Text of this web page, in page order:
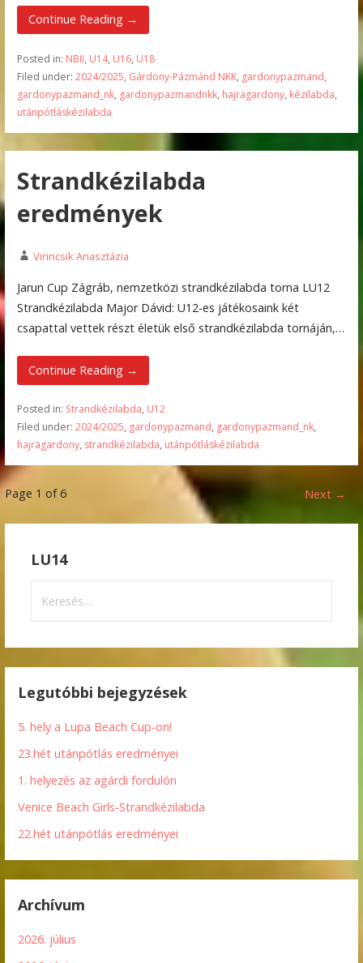
Continue Reading →
Posted in: NBII, U14, U16, U18
Filed under: 2024/2025, Gárdony-Pázmánd NKK, gardonypazmand,
gardonypazmand_nk, gardonypazmandnkk, hajragardony, kézilabda,
utánpótláskézilabda
Strandkézilabda
eredmények
Virincsik Anasztázia
Jarun Cup Zágráb, nemzetközi strandkézilabda torna LU12
Strandkézilabda Major Dávid: U12-es játékosaink két
csapattal vettek részt életük első strandkézilabda tornáján,…
Continue Reading →
Posted in: Strandkézilabda, U12
Filed under: 2024/2025, gardonypazmand, gardonypazmand_nk,
hajragardony, strandkézilabda, utánpótláskézilabda
Bejegyzés
navigation
Page 1 of 6 Next →
LU14
Legutóbbi bejegyzések
5. hely a Lupa Beach Cup-on!
23.hét utánpótlás eredményei
1. helyezés az agárdi fordulón
Venice Beach Girls-Strandkézilabda
22.hét utánpótlás eredményei
Archívum
2026. július